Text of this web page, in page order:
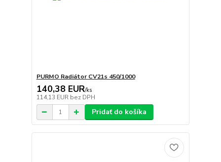
PURMO Radiátor CV21s 450/1000
140,38 EUR/ks
114,13 EUR bez DPH
Pridať do košíka